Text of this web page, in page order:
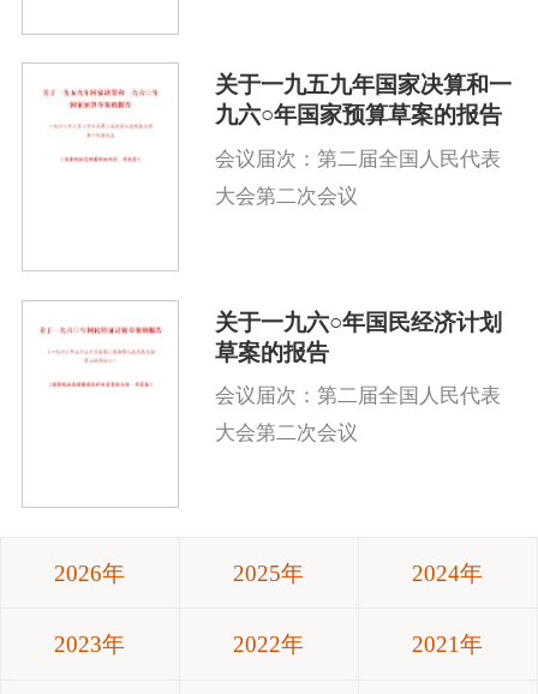
关于一九五九年国家决算和一
九六○年国家预算草案的报告
会议届次：第二届全国人民代表
大会第二次会议
关于一九六○年国民经济计划
草案的报告
会议届次：第二届全国人民代表
大会第二次会议
2026年 2025年 2024年
2023年 2022年 2021年